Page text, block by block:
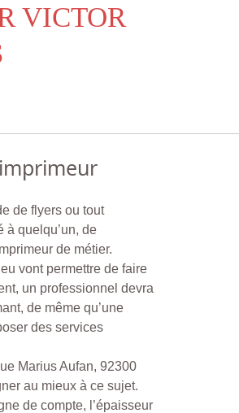
VICTOR
de flyers ou tout
à quelqu’un, de
de métier.
vont permettre de faire
un professionnel devra
de même qu’une
des services
Marius Aufan, 92300
au mieux à ce sujet.
de compte, l’épaisseur